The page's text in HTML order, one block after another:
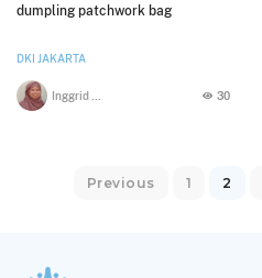
dumpling patchwork bag
DKI JAKARTA
30
Previous 1 2